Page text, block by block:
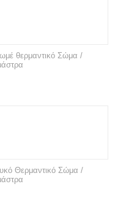
θερμαντικό Σώμα /
Θερμαντικό Σώμα /